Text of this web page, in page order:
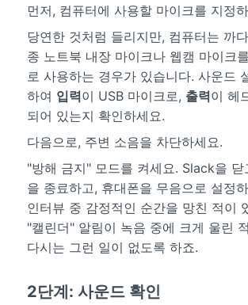
먼저, 컴퓨터에 사용할 마이크를 지정
당연한 것처럼 들리지만, 컴퓨터는 까
종 노트북 내장 마이크나 웹캠 마이크
로 사용하는 경우가 있습니다. 사운드
하여 입력이 USB 마이크로, 출력이 헤
되어 있는지 확인하세요.
다음으로, 주변 소음을 차단하세요.
"방해 금지" 모드를 켜세요. Slack을 닫
을 종료하고, 휴대폰을 무음으로 설정
인터뷰 중 감정적인 순간을 망친 적이
"캘린더" 알림이 녹음 중에 크게 울린
다시는 그런 일이 없도록 하죠.
2단계: 사운드 확인